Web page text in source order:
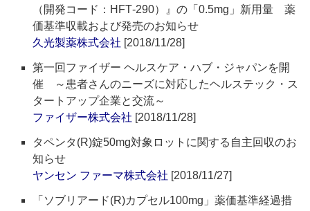
（開発コード：HFT‐290）』の「0.5mg」新用量 薬
価基準収載および発売のお知らせ
久光製薬株式会社 [2018/11/28]
第一回ファイザー ヘルスケア・ハブ・ジャパンを開
催 ～患者さんのニーズに対応したヘルステック・ス
タートアップ企業と交流～
ファイザー株式会社 [2018/11/28]
タペンタ(R)錠50mg対象ロットに関する自主回収のお
知らせ
ヤンセン ファーマ株式会社 [2018/11/27]
「ソブリアード(R)カプセル100mg」薬価基準経過措